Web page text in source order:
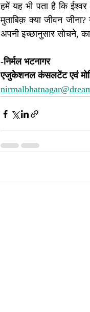
हमें यह भी पता है कि
मुताबिक़ क्या जीवन
अपनी इच्छानुसार सोचने,
-निर्मल भटनागर
एजुकेशनल कंसलटेंट एवं